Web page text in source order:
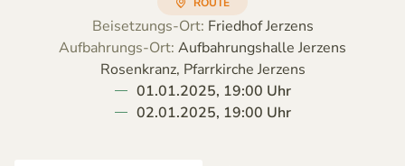
Beisetzungs-Ort: Friedhof Jerzens
Aufbahrungs-Ort: Aufbahrungshalle Jerzens
Rosenkranz, Pfarrkirche Jerzens
01.01.2025, 19:00 Uhr
02.01.2025, 19:00 Uhr